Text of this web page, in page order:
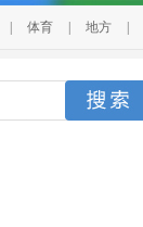
体育 地方